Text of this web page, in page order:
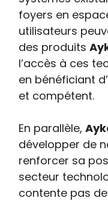
foyers en
utilisateurs
des produits
l’accès à ces
en bénéficiant
et compétent.
En parallèle,
développer de
renforcer sa
secteur
contente pas